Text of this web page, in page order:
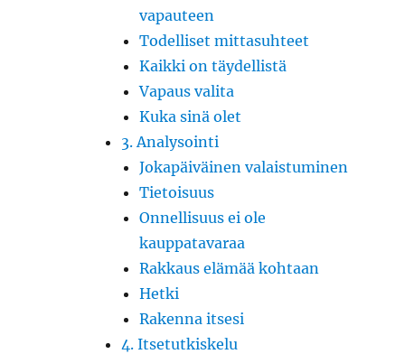
vapauteen
Todelliset mittasuhteet
Kaikki on täydellistä
Vapaus valita
Kuka sinä olet
3. Analysointi
Jokapäiväinen valaistuminen
Tietoisuus
Onnellisuus ei ole
kauppatavaraa
Rakkaus elämää kohtaan
Hetki
Rakenna itsesi
4. Itsetutkiskelu